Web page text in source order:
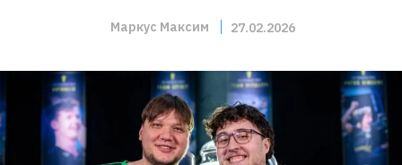
Маркус Максим 27.02.2026